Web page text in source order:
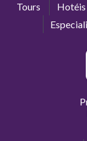
Tours Hotéis